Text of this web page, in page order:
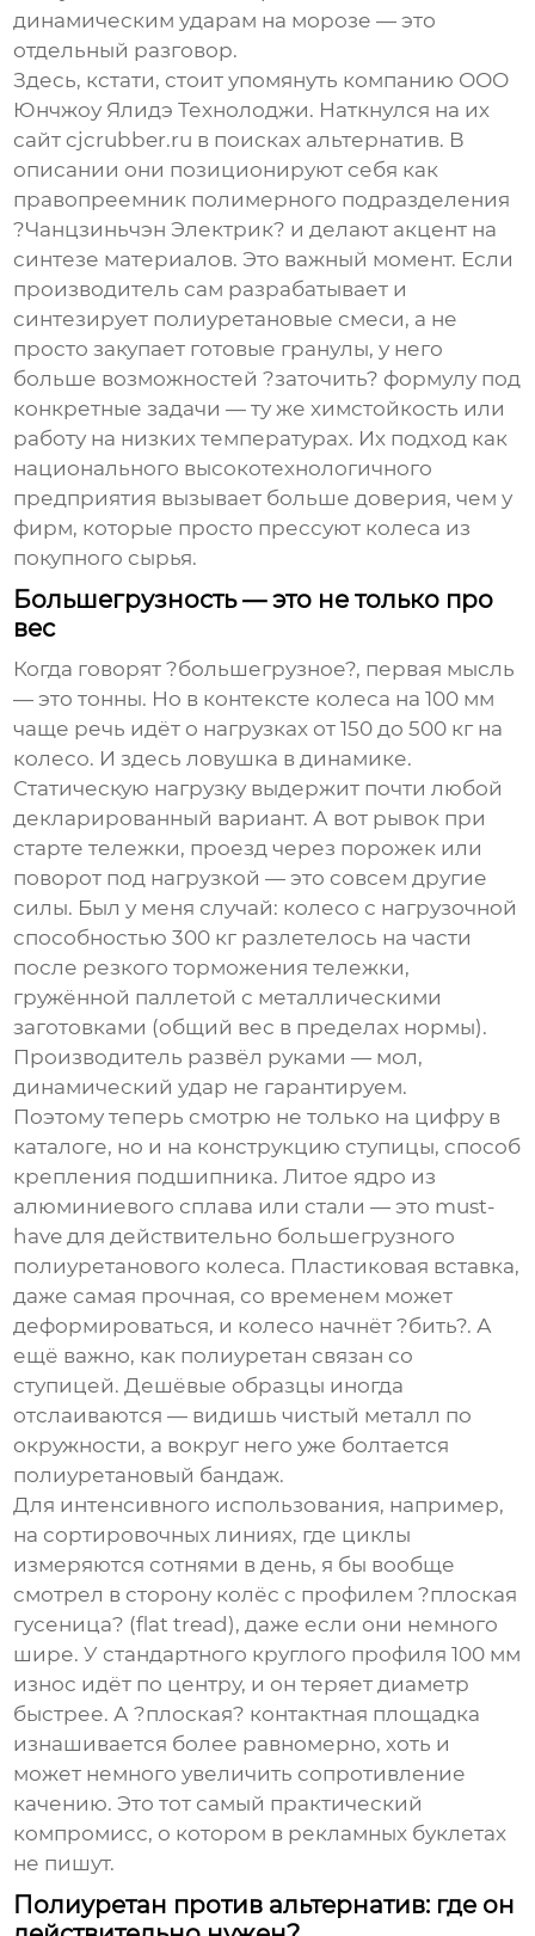
динамическим ударам на морозе — это
отдельный разговор.
Здесь, кстати, стоит упомянуть компанию ООО
Юнчжоу Ялидэ Технолоджи. Наткнулся на их
сайтcjcrubber.ru в поисках альтернатив. В
описании они позиционируют себя как
правопреемник полимерного подразделения
?Чанцзиньчэн Электрик? и делают акцент на
синтезе материалов. Это важный момент. Если
производитель сам разрабатывает и
синтезирует полиуретановые смеси, а не
просто закупает готовые гранулы, у него
больше возможностей ?заточить? формулу под
конкретные задачи — ту же химстойкость или
работу на низких температурах. Их подход как
национального высокотехнологичного
предприятия вызывает больше доверия, чем у
фирм, которые просто прессуют колеса из
покупного сырья.
Большегрузность — это не только про
вес
Когда говорят ?большегрузное?, первая мысль
— это тонны. Но в контексте колеса на 100 мм
чаще речь идёт о нагрузках от 150 до 500 кг на
колесо. И здесь ловушка в динамике.
Статическую нагрузку выдержит почти любой
декларированный вариант. А вот рывок при
старте тележки, проезд через порожек или
поворот под нагрузкой — это совсем другие
силы. Был у меня случай: колесо с нагрузочной
способностью 300 кг разлетелось на части
после резкого торможения тележки,
гружённой паллетой с металлическими
заготовками (общий вес в пределах нормы).
Производитель развёл руками — мол,
динамический удар не гарантируем.
Поэтому теперь смотрю не только на цифру в
каталоге, но и на конструкцию ступицы, способ
крепления подшипника. Литое ядро из
алюминиевого сплава или стали — это must-
have для действительно большегрузного
полиуретанового колеса. Пластиковая вставка,
даже самая прочная, со временем может
деформироваться, и колесо начнёт ?бить?. А
ещё важно, как полиуретан связан со
ступицей. Дешёвые образцы иногда
отслаиваются — видишь чистый металл по
окружности, а вокруг него уже болтается
полиуретановый бандаж.
Для интенсивного использования, например,
на сортировочных линиях, где циклы
измеряются сотнями в день, я бы вообще
смотрел в сторону колёс с профилем ?плоская
гусеница? (flat tread), даже если они немного
шире. У стандартного круглого профиля 100 мм
износ идёт по центру, и он теряет диаметр
быстрее. А ?плоская? контактная площадка
изнашивается более равномерно, хоть и
может немного увеличить сопротивление
качению. Это тот самый практический
компромисс, о котором в рекламных буклетах
не пишут.
Полиуретан против альтернатив: где он